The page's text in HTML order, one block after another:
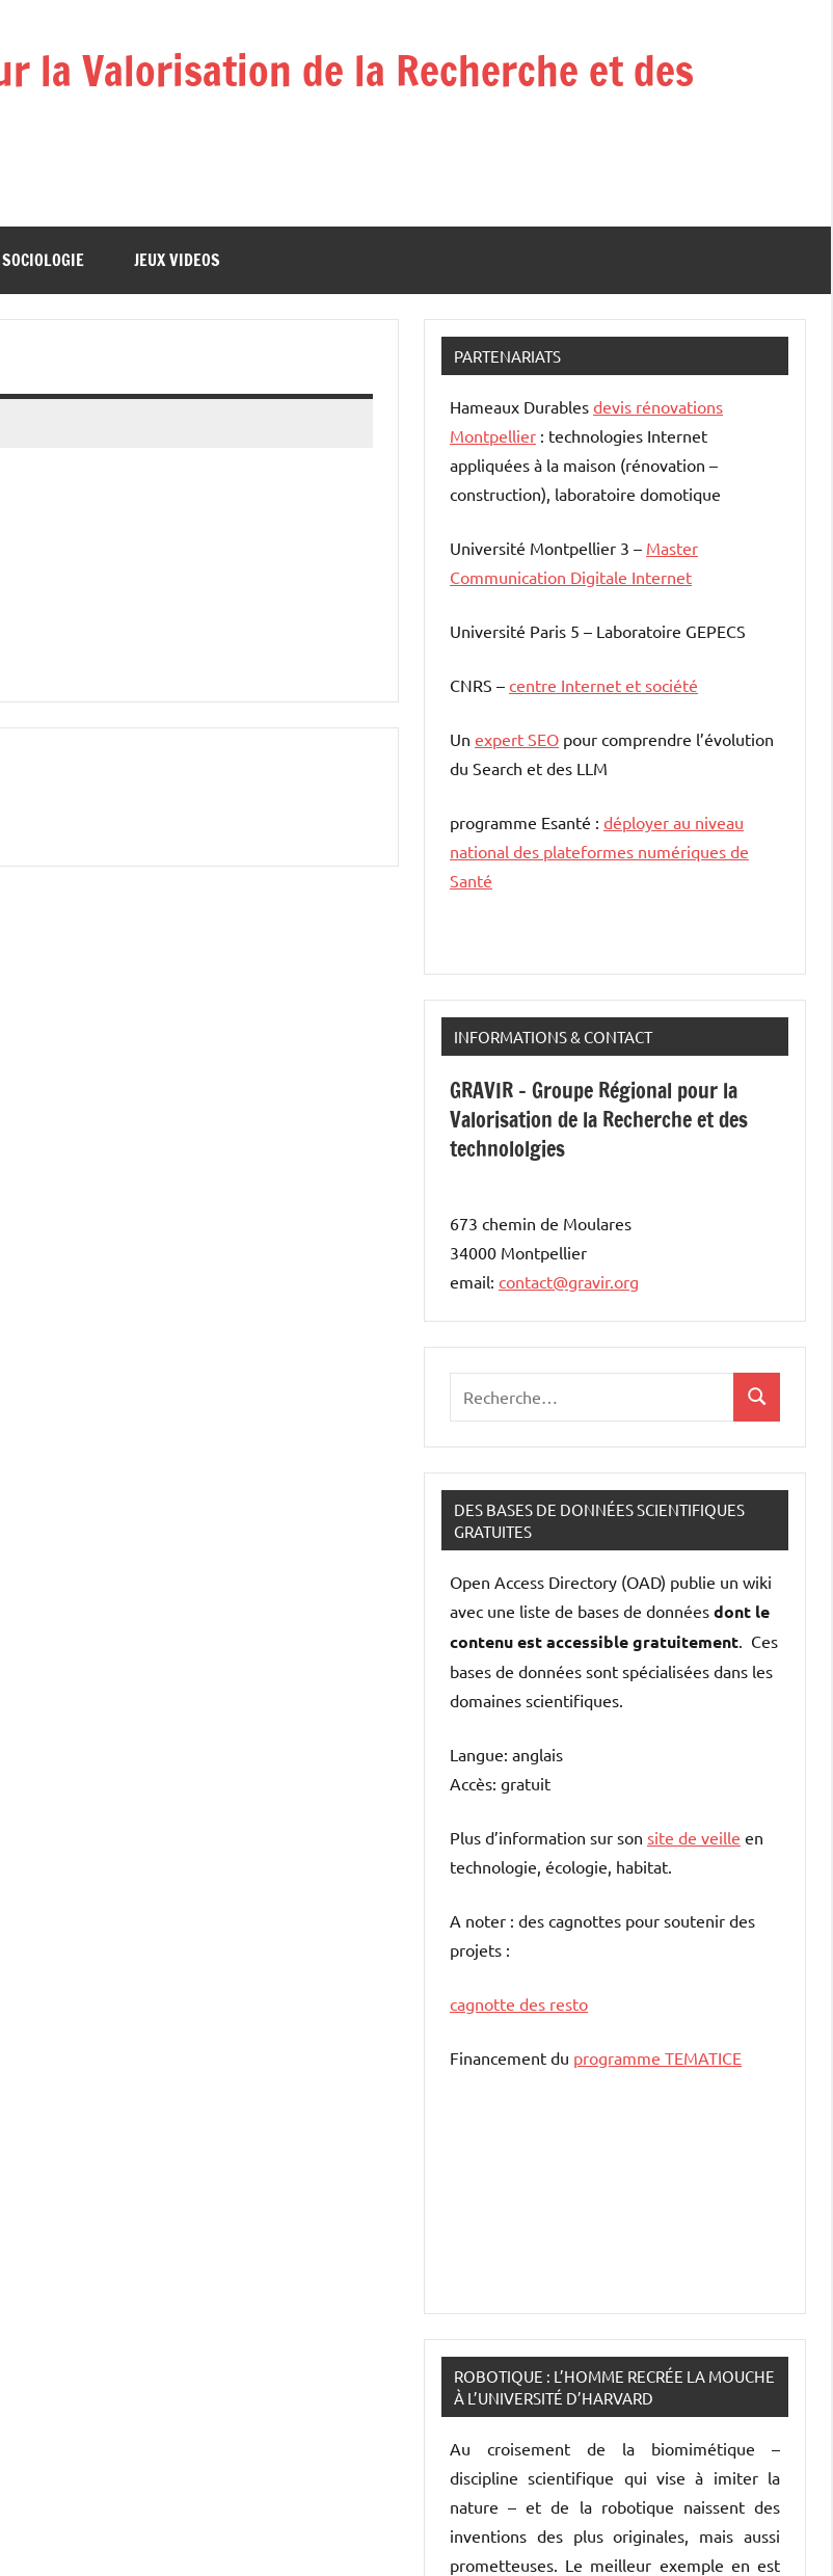
la Valorisation de la Recherche et des
SOCIOLOGIE JEUX VIDEOS
PARTENARIATS
Hameaux Durables devis rénovations
Montpellier : technologies Internet
appliquées à la maison (rénovation –
construction), laboratoire domotique
Université Montpellier 3 – Master
Communication Digitale Internet
Université Paris 5 – Laboratoire GEPECS
CNRS – centre Internet et société
Un expert SEO pour comprendre l’évolution
du Search et des LLM
programme Esanté : déployer au niveau
national des plateformes numériques de
Santé
INFORMATIONS & CONTACT
GRAVIR - Groupe Régional pour la
Valorisation de la Recherche et des
technololgies
673 chemin de Moulares
34000 Montpellier
email: contact@gravir.org
:
Recherche
DES BASES DE DONNÉES SCIENTIFIQUES
GRATUITES
Open Access Directory (OAD) publie un wiki
avec une liste de bases de données dont le
contenu est accessible gratuitement . Ces
bases de données sont spécialisées dans les
domaines scientifiques.
Langue: anglais
Accès: gratuit
Plus d’information sur son site de veille en
technologie, écologie, habitat.
A noter : des cagnottes pour soutenir des
projets :
cagnotte des resto
Financement du programme TEMATICE
ROBOTIQUE : L’HOMME RECRÉE LA MOUCHE
À L’UNIVERSITÉ D’HARVARD
Au croisement de la biomimétique –
discipline scientifique qui vise à imiter la
nature – et de la robotique naissent des
inventions des plus originales, mais aussi
prometteuses. Le meilleur exemple en est